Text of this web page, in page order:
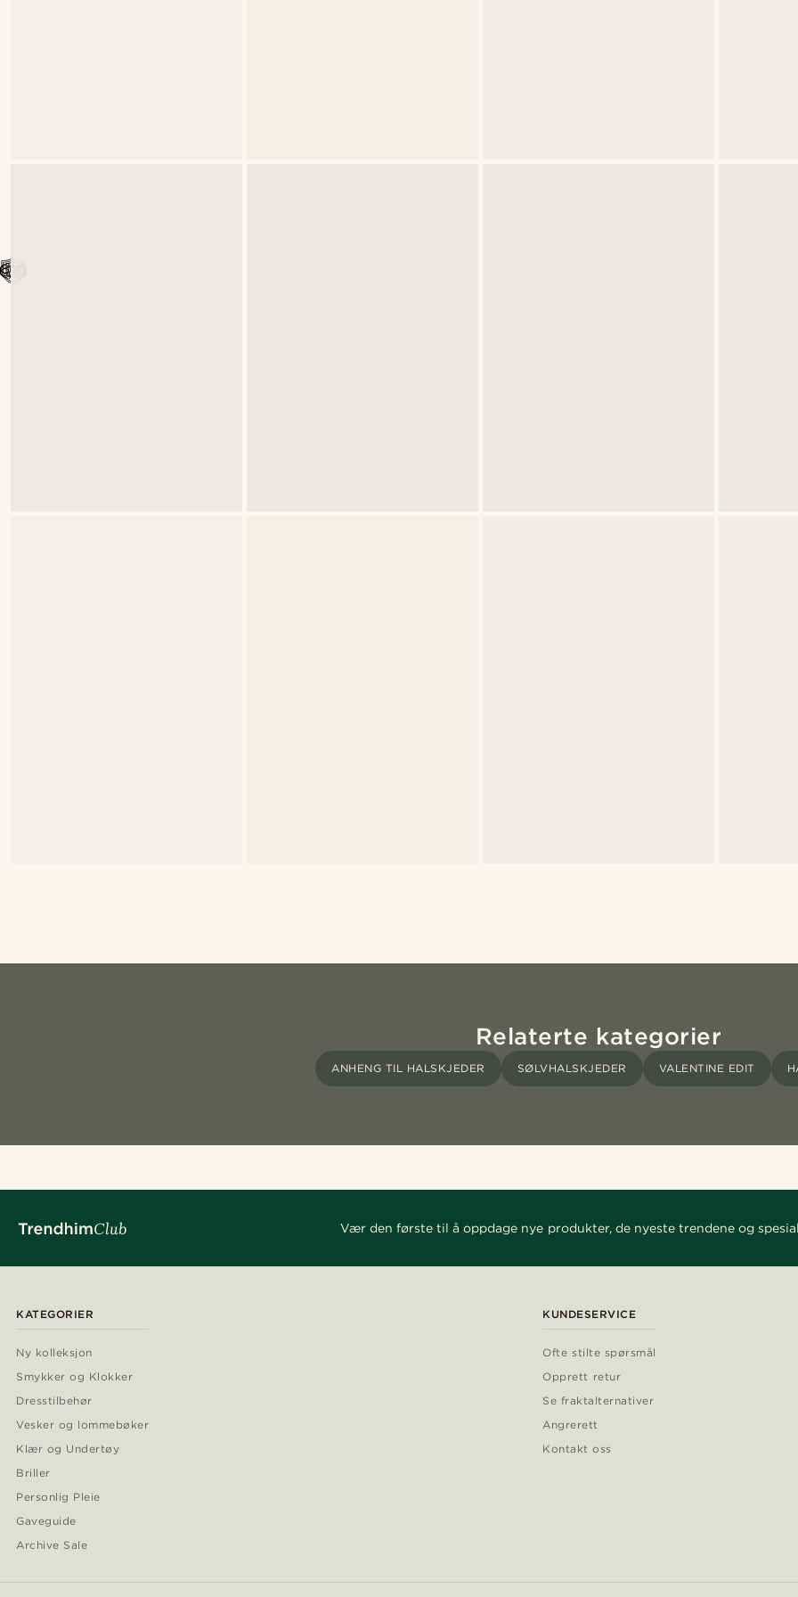
Relaterte kategorier
ANHENG TIL HALSKJEDER SØLVHALSKJEDER VALENTINE EDIT
Vær den første til å oppdage nye produkter, de nyeste trendene og
KATEGORIER
Ny kolleksjon
Smykker og Klokker
Dresstilbehør
Vesker og lommebøker
Klær og Undertøy
Briller
Personlig Pleie
Gaveguide
Archive Sale
KUNDESERVICE
Ofte stilte spørsmål
Opprett retur
Se fraktalternativer
Angrerett
Kontakt oss